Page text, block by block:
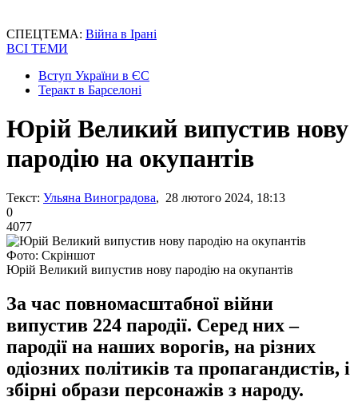
СПЕЦТЕМА: Війна в Ірані
ВСІ ТЕМИ
Вступ України в ЄС
Теракт в Барселоні
Юрій Великий випустив нову
пародію на окупантів
Текст: Ульяна Виноградова, 28 лютого 2024, 18:13
0
4077
Фото: Скріншот
Юрій Великий випустив нову пародію на окупантів
За час повномасштабної війни
випустив 224 пародії. Серед них –
пародії на наших ворогів, на різних
одіозних політиків та пропагандистів, і
збірні образи персонажів з народу.